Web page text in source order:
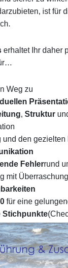
ist für
erhaltet Ihr daher
Weg zu
, Struktur
und den gezielten
Fehlerrund
mit
für eine
Stichpunkte